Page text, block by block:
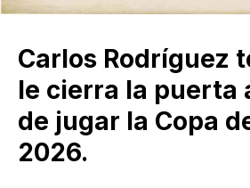
Carlos Rodríguez
le cierra la puerta
de jugar la Copa
2026.